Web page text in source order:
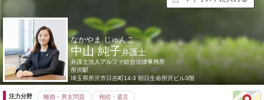
なかやま じゅんこ
中山 純子弁護士
弁護士法人アルファ総合法律事務所
所沢駅
埼玉県所沢市日吉町14-3 朝日生命所沢ビル3階
注力分野 離婚・男女問題 相続・遺言